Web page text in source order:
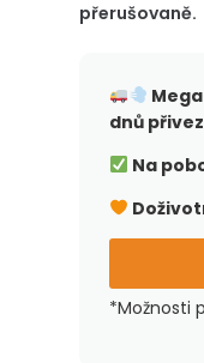
přerušovaně.
dnů
Na
*Možnosti